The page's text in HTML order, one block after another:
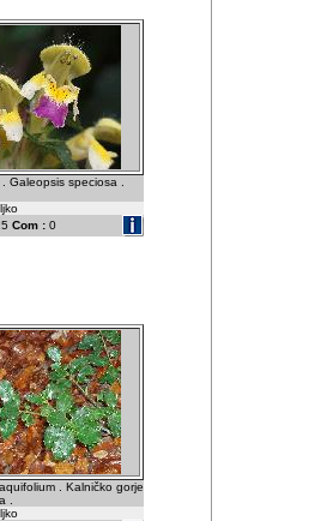
Galeopsis speciosa .
Com : 0
. Kalničko gorje
.